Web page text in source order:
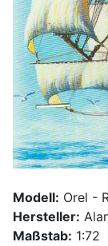
Modell: Orel -
Hersteller:
Maßstab: 1:72